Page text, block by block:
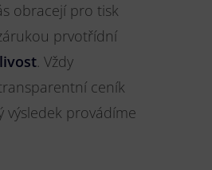
obracejí pro tisk
prvotřídní
. Vždy
ceník
výsledek provádíme